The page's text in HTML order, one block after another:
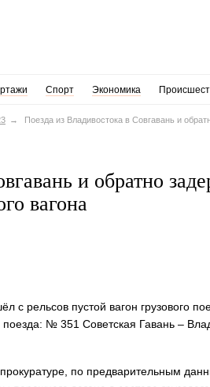
Спорт Экономика
Поезда из Владивостока в Совгавань и
и обратно
вагона
с рельсов пустой вагон грузового
№ 351 Советская Гавань –
по предварительным